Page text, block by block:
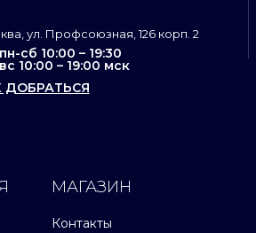
МАГАЗИН
Контакты
ул. Профсоюзная, 126 корп. 2
пн-сб 10:00 – 19:30
вс 10:00 – 19:00 мск
ДОБРАТЬСЯ